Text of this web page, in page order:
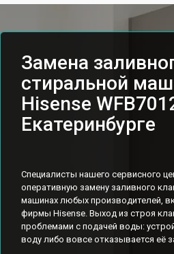
Замена
стиральной
Hisense
Екатеринбурге
Специалисты нашего сервисного
оперативную замену заливного
машинах любых производителей,
фирмы Hisense. Выход из строя
проблемами с подачей воды:
воду либо вовсе отказывается её